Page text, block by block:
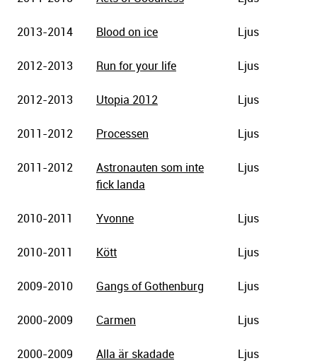
2013-2014 Blood on ice Ljus
2012-2013 Run for your life Ljus
2012-2013 Utopia 2012 Ljus
2011-2012 Processen Ljus
2011-2012
Astronauten som inte
fick landa
Ljus
2010-2011 Yvonne Ljus
2010-2011 Kött Ljus
2009-2010 Gangs of Gothenburg Ljus
2000-2009 Carmen Ljus
2000-2009 Alla är skadade Ljus